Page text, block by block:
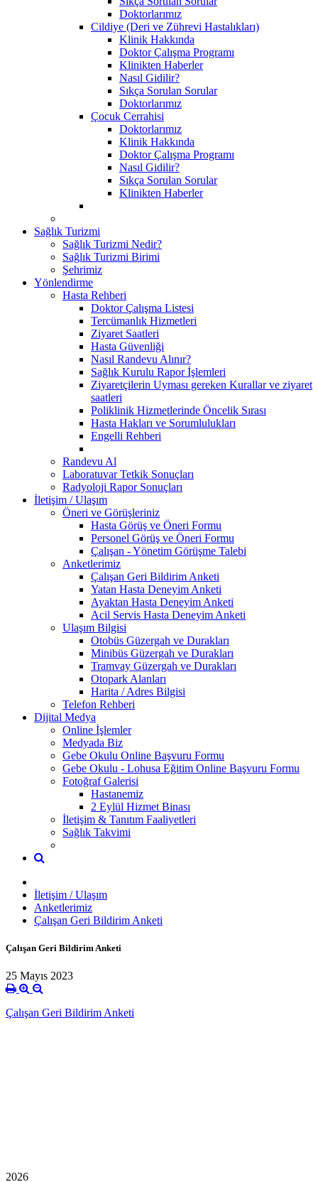
Doktorlarımız
Cildiye (Deri ve Zührevi Hastalıkları)
Klinik Hakkında
Doktor Çalışma Programı
Klinikten Haberler
Nasıl Gidilir?
Sıkça Sorulan Sorular
Doktorlarımız
Çocuk Cerrahisi
Doktorlarımız
Klinik Hakkında
Doktor Çalışma Programı
Nasıl Gidilir?
Sıkça Sorulan Sorular
Klinikten Haberler
Sağlık Turizmi
Sağlık Turizmi Nedir?
Sağlık Turizmi Birimi
Şehrimiz
Yönlendirme
Hasta Rehberi
Doktor Çalışma Listesi
Tercümanlık Hizmetleri
Ziyaret Saatleri
Hasta Güvenliği
Nasıl Randevu Alınır?
Sağlık Kurulu Rapor İşlemleri
Ziyaretçilerin Uyması gereken Kurallar ve ziyaret
saatleri
Poliklinik Hizmetlerinde Öncelik Sırası
Hasta Hakları ve Sorumlulukları
Engelli Rehberi
Randevu Al
Laboratuvar Tetkik Sonuçları
Radyoloji Rapor Sonuçları
İletişim / Ulaşım
Öneri ve Görüşleriniz
Hasta Görüş ve Öneri Formu
Personel Görüş ve Öneri Formu
Çalışan - Yönetim Görüşme Talebi
Anketlerimiz
Çalışan Geri Bildirim Anketi
Yatan Hasta Deneyim Anketi
Ayaktan Hasta Deneyim Anketi
Acil Servis Hasta Deneyim Anketi
Ulaşım Bilgisi
Otobüs Güzergah ve Durakları
Minibüs Güzergah ve Durakları
Tramvay Güzergah ve Durakları
Otopark Alanları
Harita / Adres Bilgisi
Telefon Rehberi
Dijital Medya
Online İşlemler
Medyada Biz
Gebe Okulu Online Başvuru Formu
Gebe Okulu - Lohusa Eğitim Online Başvuru Formu
Fotoğraf Galerisi
Hastanemiz
2 Eylül Hizmet Binası
İletişim & Tanıtım Faaliyetleri
Sağlık Takvimi
İletişim / Ulaşım
Anketlerimiz
Çalışan Geri Bildirim Anketi
Çalışan Geri Bildirim Anketi
25 Mayıs 2023
Çalışan Geri Bildirim Anketi
2026